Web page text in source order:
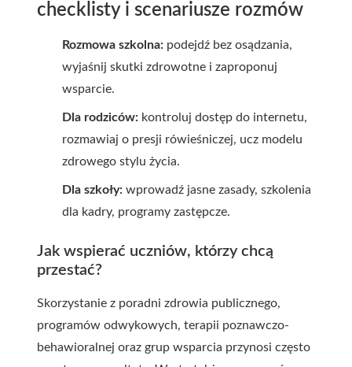
checklisty i scenariusze rozmów
Rozmowa szkolna: podejdź bez osądzania,
wyjaśnij skutki zdrowotne i zaproponuj
wsparcie.
Dla rodziców: kontroluj dostęp do internetu,
rozmawiaj o presji rówieśniczej, ucz modelu
zdrowego stylu życia.
Dla szkoły: wprowadź jasne zasady, szkolenia
dla kadry, programy zastępcze.
Jak wspierać uczniów, którzy chcą
przestać?
Skorzystanie z poradni zdrowia publicznego,
programów odwykowych, terapii poznawczo-
behawioralnej oraz grup wsparcia przynosi często